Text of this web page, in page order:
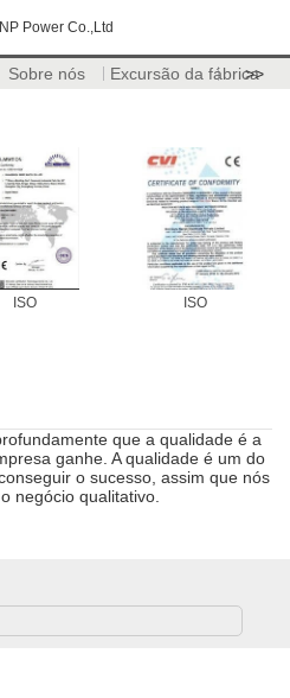
Power Co.,Ltd
Sobre nós Excursão da fábrica
>>
ISO ISO
que a qualidade é a
ganhe. A qualidade é um do
o sucesso, assim que nós
negócio qualitativo.